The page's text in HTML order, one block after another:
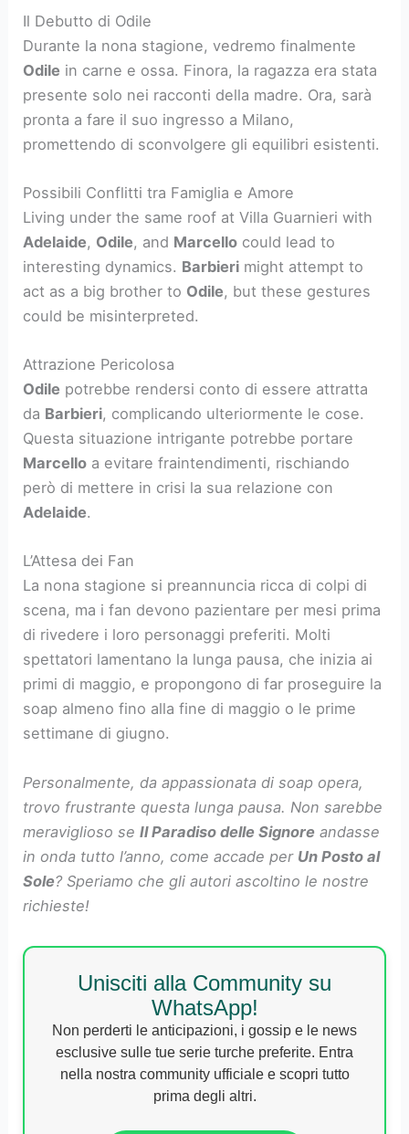
Il Debutto di Odile
Durante la nona stagione, vedremo finalmente
Odile in carne e ossa. Finora, la ragazza era stata
presente solo nei racconti della madre. Ora, sarà
pronta a fare il suo ingresso a Milano,
promettendo di sconvolgere gli equilibri esistenti.
Possibili Conflitti tra Famiglia e Amore
Living under the same roof at Villa Guarnieri with
Adelaide, Odile, and Marcello could lead to
interesting dynamics. Barbieri might attempt to
act as a big brother to Odile, but these gestures
could be misinterpreted.
Attrazione Pericolosa
Odile potrebbe rendersi conto di essere attratta
da Barbieri, complicando ulteriormente le cose.
Questa situazione intrigante potrebbe portare
Marcello a evitare fraintendimenti, rischiando
però di mettere in crisi la sua relazione con
Adelaide.
L’Attesa dei Fan
La nona stagione si preannuncia ricca di colpi di
scena, ma i fan devono pazientare per mesi prima
di rivedere i loro personaggi preferiti. Molti
spettatori lamentano la lunga pausa, che inizia ai
primi di maggio, e propongono di far proseguire la
soap almeno fino alla fine di maggio o le prime
settimane di giugno.
Personalmente, da appassionata di soap opera,
trovo frustrante questa lunga pausa. Non sarebbe
meraviglioso seIl Paradiso delle Signore andasse
in onda tutto l’anno, come accade per Un Posto al
Sole? Speriamo che gli autori ascoltino le nostre
richieste!
Unisciti alla Community su
WhatsApp!
Non perderti le anticipazioni, i gossip e le news
esclusive sulle tue serie turche preferite. Entra
nella nostra community ufficiale e scopri tutto
prima degli altri.